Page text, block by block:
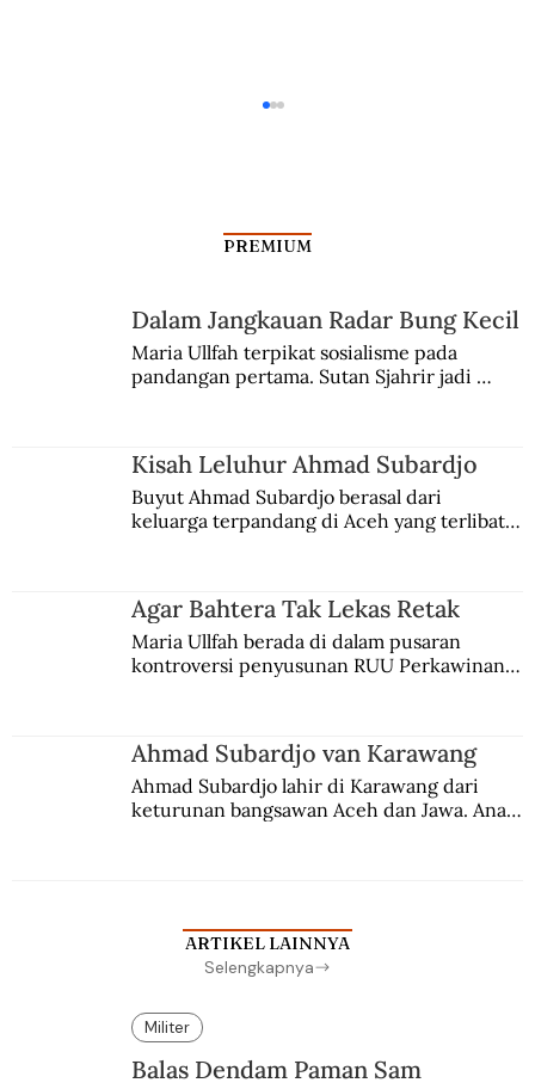
Ibu Sud, Penggerak Lagu Anak
PREMIUM
Dalam Jangkauan Radar Bung Kecil
Maria Ullfah terpikat sosialisme pada
pandangan pertama. Sutan Sjahrir jadi
Kisah Leluhur Ahmad Subardjo
Buyut Ahmad Subardjo berasal dari
keluarga terpandang di Aceh yang terlibat
Agar Bahtera Tak Lekas Retak
Maria Ullfah berada di dalam pusaran
kontroversi penyusunan RUU Perkawinan.
Ahmad Subardjo van Karawang
Ahmad Subardjo lahir di Karawang dari
keturunan bangsawan Aceh dan Jawa. Anak
ARTIKEL LAINNYA
Selengkapnya
Militer
Balas Dendam Paman Sam